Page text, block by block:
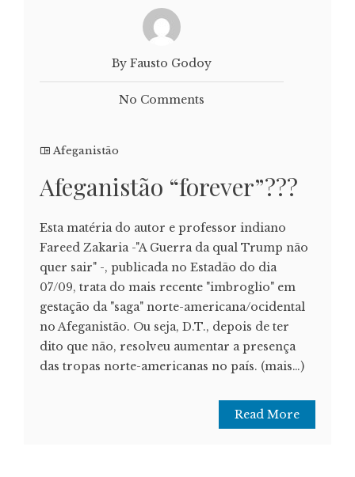
By Fausto Godoy
No Comments
Afeganistão
Afeganistão “forever”???
Esta matéria do autor e professor indiano
Fareed Zakaria -"A Guerra da qual Trump não
quer sair" -, publicada no Estadão do dia
07/09, trata do mais recente "imbroglio" em
gestação da "saga" norte-americana/ocidental
no Afeganistão. Ou seja, D.T., depois de ter
dito que não, resolveu aumentar a presença
das tropas norte-americanas no país. (mais…)
Read More